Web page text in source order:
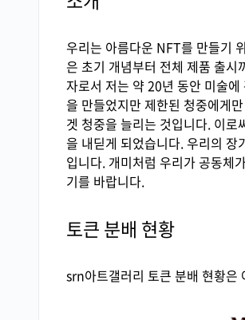
우리는 아름다운 NFT를 만들기
은 초기 개념부터 전체 제품 출
자로서 저는 약 20년 동안 미술
을 만들었지만 제한된 청중에게
겟 청중을 늘리는 것입니다. 이
을 내딛게 되었습니다. 우리의 장
입니다. 개미처럼 우리가 공동체
기를 바랍니다.
토큰 분배 현황
srn아트갤러리 토큰 분배 현황은